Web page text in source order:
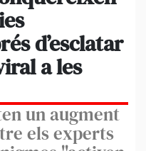
d’esclatar
a les
un augment
els experts